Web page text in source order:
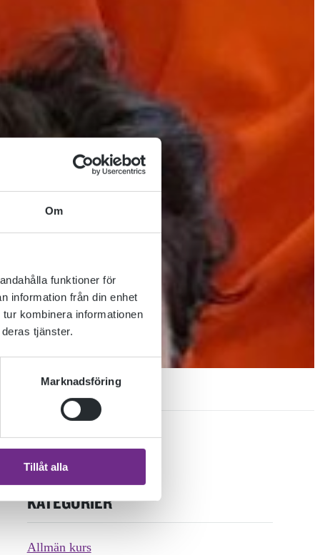
Om
funktioner för
information från din enhet
kombinera informationen
tjänster.
Marknadsföring
Tillåt alla
KATEGORIER
Allmän kurs